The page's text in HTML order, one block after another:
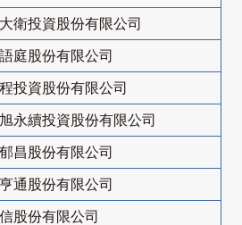
衛投資股份有限公司
庭股份有限公司
投資股份有限公司
永續投資股份有限公司
昌股份有限公司
通股份有限公司
股份有限公司